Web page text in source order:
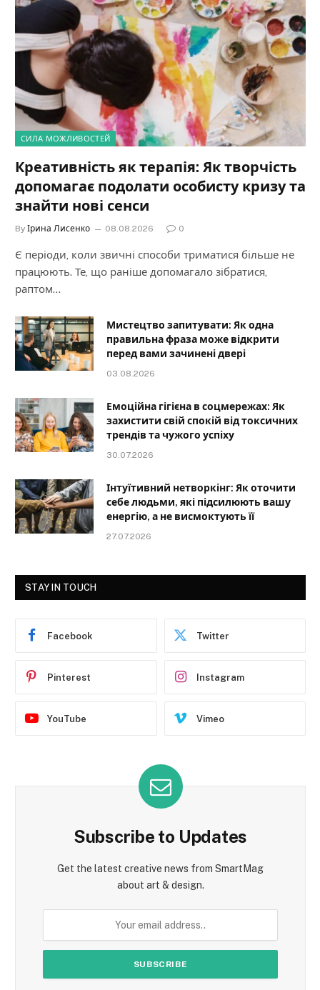
СИЛА МОЖЛИВОСТЕЙ
Креативність як терапія: Як творчість
допомагає подолати особисту кризу та
знайти нові сенси
By Ірина Лисенко 08.08.2026 0
Є періоди, коли звичні способи триматися більше не
працюють. Те, що раніше допомагало зібратися,
раптом…
Мистецтво запитувати: Як одна
правильна фраза може відкрити
перед вами зачинені двері
03.08.2026
Емоційна гігієна в соцмережах: Як
захистити свій спокій від токсичних
трендів та чужого успіху
30.07.2026
Інтуїтивний нетворкінг: Як оточити
себе людьми, які підсилюють вашу
енергію, а не висмоктують її
27.07.2026
STAY IN TOUCH
Facebook Twitter
Pinterest Instagram
YouTube Vimeo
Subscribe to Updates
Get the latest creative news from SmartMag
about art & design.